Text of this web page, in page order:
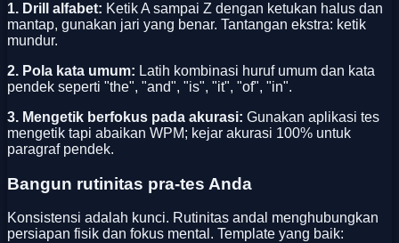
1. Drill alfabet: Ketik A sampai Z dengan ketukan halus dan
mantap, gunakan jari yang benar. Tantangan ekstra: ketik
mundur.
2. Pola kata umum: Latih kombinasi huruf umum dan kata
pendek seperti "the", "and", "is", "it", "of", "in".
3. Mengetik berfokus pada akurasi: Gunakan aplikasi tes
mengetik tapi abaikan WPM; kejar akurasi 100% untuk
paragraf pendek.
Bangun rutinitas pra‑tes Anda
Konsistensi adalah kunci. Rutinitas andal menghubungkan
persiapan fisik dan fokus mental. Template yang baik: